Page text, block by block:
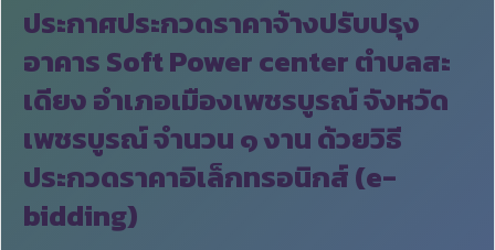
ประกาศประกวดราคาจ้างปรับปรุง
อาคาร Soft Power center ตำบลสะ
เดียง อำเภอเมืองเพชรบูรณ์ จังหวัด
เพชรบูรณ์ จำนวน ๑ งาน ด้วยวิธี
ประกวดราคาอิเล็กทรอนิกส์ (e-
bidding)